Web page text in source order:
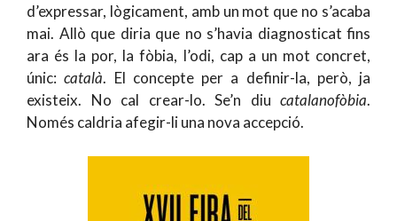
d’expressar, lògicament, amb un mot que no s’acaba
mai. Allò que diria que no s’havia diagnosticat fins
ara és la por, la fòbia, l’odi, cap a un mot concret,
únic:català. El concepte per a definir-la, però, ja
existeix. No cal crear-lo. Se’n diu catalanofòbia.
Només caldria afegir-li una nova accepció.